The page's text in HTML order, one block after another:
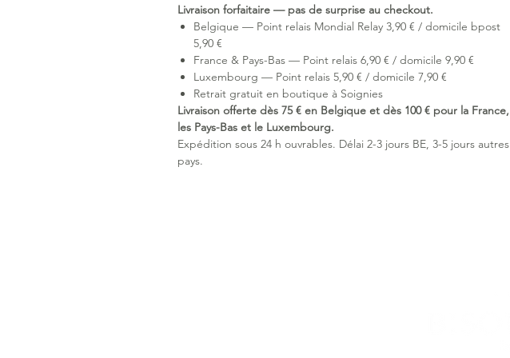
Livraison forfaitaire — pas de surprise au checkout.
Belgique — Point relais Mondial Relay 3,90 € / domicile bpost
5,90 €
France & Pays-Bas — Point relais 6,90 € / domicile 9,90 €
Luxembourg — Point relais 5,90 € / domicile 7,90 €
Retrait gratuit en boutique à Soignies
Livraison offerte dès 75 € en Belgique et dès 100 € pour la France,
les Pays-Bas et le Luxembourg.
Expédition sous 24 h ouvrables. Délai 2-3 jours BE, 3-5 jours autres
pays.